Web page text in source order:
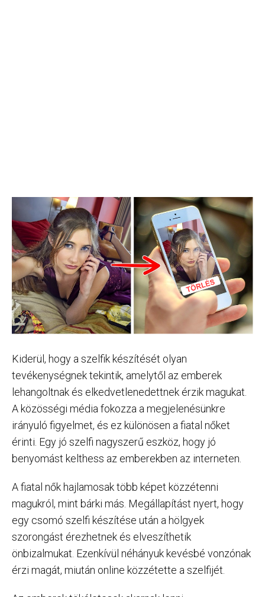
Kiderül, hogy a szelfik készítését olyan
tevékenységnek tekintik, amelytől az emberek
lehangoltnak és elkedvetlenedettnek érzik magukat.
A közösségi média fokozza a megjelenésünkre
irányuló figyelmet, és ez különösen a fiatal nőket
érinti. Egy jó szelfi nagyszerű eszköz, hogy jó
benyomást kelthess az emberekben az interneten.
A fiatal nők hajlamosak több képet közzétenni
magukról, mint bárki más. Megállapítást nyert, hogy
egy csomó szelfi készítése után a hölgyek
szorongást érezhetnek és elveszíthetik
önbizalmukat. Ezenkívül néhányuk kevésbé vonzónak
érzi magát, miután online közzétette a szelfijét.